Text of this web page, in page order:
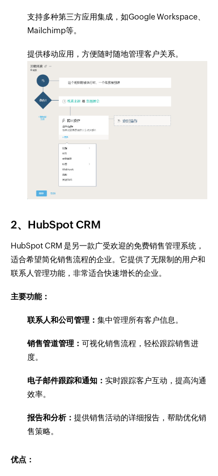
支持多种第三方应用集成，如Google Workspace、
Mailchimp等。
提供移动应用，方便随时随地管理客户关系。
2、HubSpot CRM
HubSpot CRM 是另一款广受欢迎的免费销售管理系统，
适合希望简化销售流程的企业。它提供了无限制的用户和
联系人管理功能，非常适合快速增长的企业。
主要功能：
联系人和公司管理：集中管理所有客户信息。
销售管道管理：可视化销售流程，轻松跟踪销售进
度。
电子邮件跟踪和通知： 实时跟踪客户互动，提高沟通
效率。
报告和分析：提供销售活动的详细报告，帮助优化销
售策略。
优点：